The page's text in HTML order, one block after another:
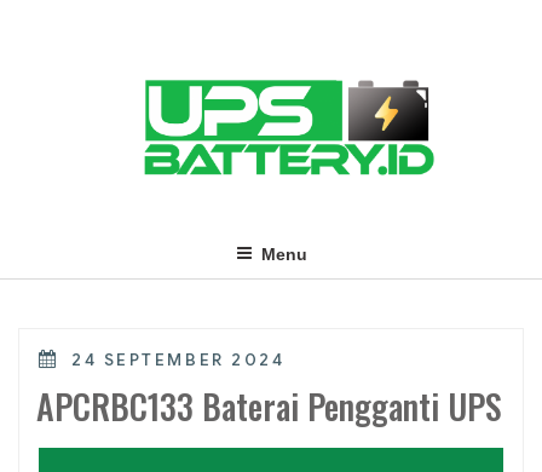
Menu
POSTED
24 SEPTEMBER 2024
APCRBC133 Baterai Pengganti UPS